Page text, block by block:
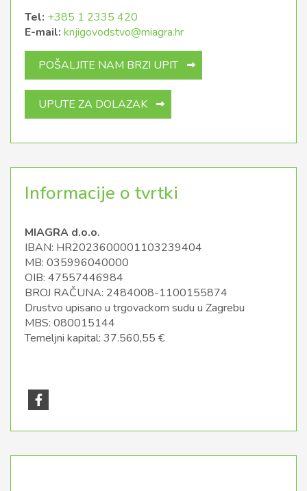
Tel: +385 1 2335 420
E-mail: knjigovodstvo@miagra.hr
POŠALJITE NAM BRZI UPIT
UPUTE ZA DOLAZAK
Informacije o tvrtki
MIAGRA d.o.o.
IBAN: HR2023600001103239404
MB: 035996040000
OIB: 47557446984
BROJ RAČUNA: 2484008-1100155874
Drustvo upisano u trgovackom sudu u Zagrebu
MBS: 080015144
Temeljni kapital: 37.560,55 €